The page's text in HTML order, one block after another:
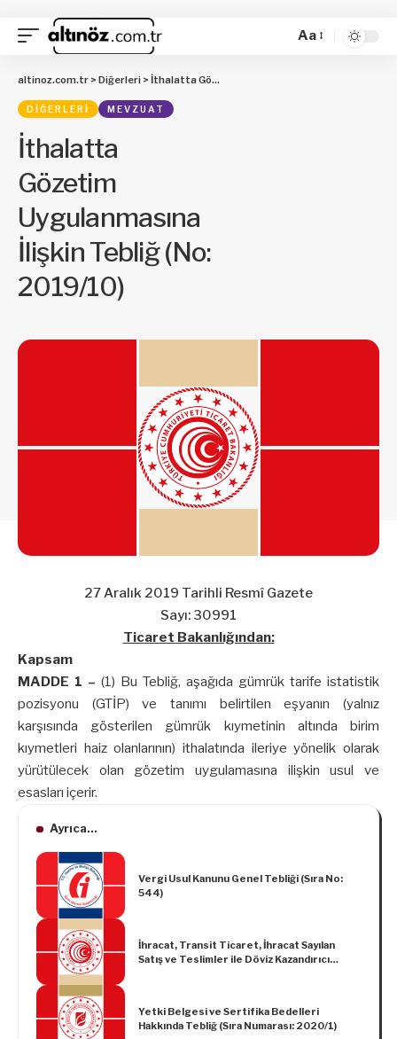
Aa
altinoz.com.tr > Diğerleri > İthalatta Gözetim Uygulanmasına İlişkin Tebliğ (No: 2019/10)
DIĞERLERI MEVZUAT
İthalatta
Gözetim
Uygulanmasına
İlişkin Tebliğ (No:
2019/10)
27 Aralık 2019 Tarihli Resmî Gazete
Sayı: 30991
Ticaret Bakanlığından:
Kapsam
MADDE 1 – (1) Bu Tebliğ, aşağıda gümrük tarife istatistik
pozisyonu (GTİP) ve tanımı belirtilen eşyanın (yalnız
karşısında gösterilen gümrük kıymetinin altında birim
kıymetleri haiz olanlarının) ithalatında ileriye yönelik olarak
yürütülecek olan gözetim uygulamasına ilişkin usul ve
esasları içerir.
Ayrıca...
Vergi Usul Kanunu Genel Tebliği (Sıra No:
544)
İhracat, Transit Ticaret, İhracat Sayılan
Satış ve Teslimler ile Döviz Kazandırıcı
Tebliğ (İhracat: 2025/1)
Yetki Belgesi ve Sertifika Bedelleri
Hakkında Tebliğ (Sıra Numarası: 2020/1)